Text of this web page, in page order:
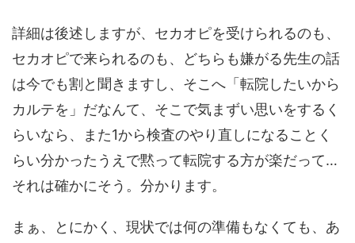
詳細は後述しますが、セカオピを受けられるのも、
セカオピで来られるのも、どちらも嫌がる先生の話
は今でも割と聞きますし、そこへ「転院したいから
カルテを」だなんて、そこで気まずい思いをするく
らいなら、また1から検査のやり直しになることく
らい分かったうえで黙って転院する方が楽だって…
それは確かにそう。分かります。
まぁ、とにかく、現状では何の準備もなくても、あ